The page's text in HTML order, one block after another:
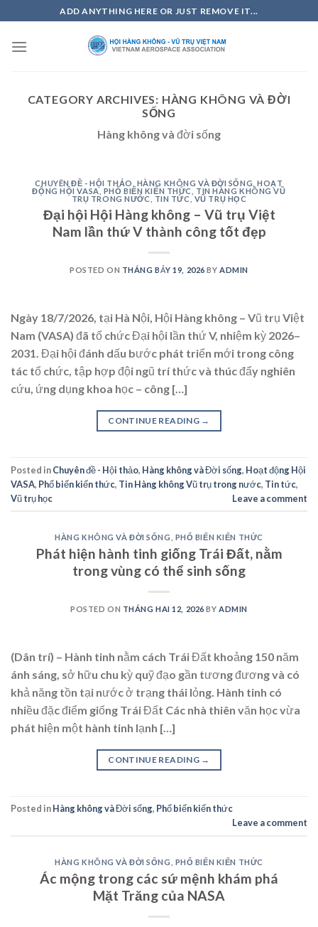
to
content
ADD ANYTHING HERE OR JUST REMOVE IT...
CATEGORY ARCHIVES: HÀNG KHÔNG VÀ ĐỜI
SỐNG
Hàng không và đời sống
CHUYÊN ĐỀ - HỘI THẢO HÀNG KHÔNG VÀ ĐỜI SỐNG ,HOẠT
ĐỘNG HỘI VASA, PHỔ BIẾN KIẾN THỨC
TIN HÀNG KHÔNG VŨ
TRỤ TRONG NƯỚC
TIN TỨC , VŨ TRỤ HỌC
Đại hội Hội Hàng không – Vũ trụ Việt
Nam lần thứ V thành công tốt đẹp
POSTED ON THÁNG BẢY 19, 2026 BYADMIN
Ngày 18/7/2026, tại Hà Nội, Hội Hàng không – Vũ trụ Việt
Nam (VASA) đã tổ chức Đại hội lần thứ V, nhiệm kỳ 2026–
2031. Đại hội đánh dấu bước phát triển mới trong công
tác tổ chức, tập hợp đội ngũ trí thức và thúc đẩy nghiên
cứu, ứng dụng khoa học – công […]
CONTINUE READING →
Posted inChuyên đề - Hội thảo, Hàng không và Đời sống, Hoạt động Hội
VASA, Phổ biến kiến thức, Tin Hàng không Vũ trụ trong nước, Tin tức,
Vũ trụ học
Leave a comment
HÀNG KHÔNG VÀ ĐỜI SỐNG PHỔ BIẾN KIẾN THỨC
Phát hiện hành tinh giống Trái Đất, nằm
trong vùng có thể sinh sống
POSTED ON THÁNG HAI 12, 2026 BYADMIN
(Dân trí) – Hành tinh nằm cách Trái Đất khoảng 150 năm
ánh sáng, sở hữu chu kỳ quỹ đạo gần tương đương và có
khả năng tồn tại nước ở trạng thái lỏng. Hành tinh có
nhiều đặc điểm giống Trái Đất Các nhà thiên văn học vừa
phát hiện một hành tinh lạnh […]
CONTINUE READING →
Posted inHàng không và Đời sống, Phổ biến kiến thức
Leave a comment
HÀNG KHÔNG VÀ ĐỜI SỐNG PHỔ BIẾN KIẾN THỨC
Ác mộng trong các sứ mệnh khám phá
Mặt Trăng của NASA